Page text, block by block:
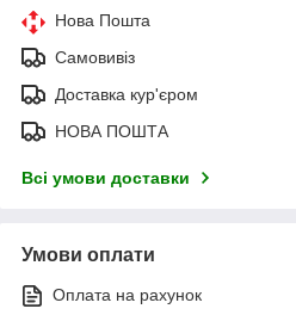
Нова Пошта
Самовивіз
Доставка кур'єром
НОВА ПОШТА
Всі умови доставки
Умови оплати
Оплата на рахунок